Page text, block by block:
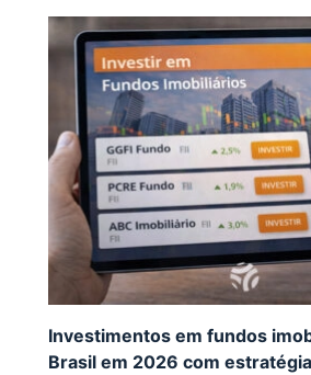
Investimentos em fundos
Brasil em 2026 com